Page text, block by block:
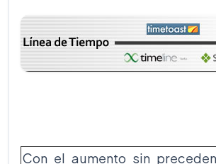
Con el aumento sin